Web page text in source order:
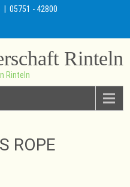
| 05751 - 42800
Rinteln
Rinteln
ROPE